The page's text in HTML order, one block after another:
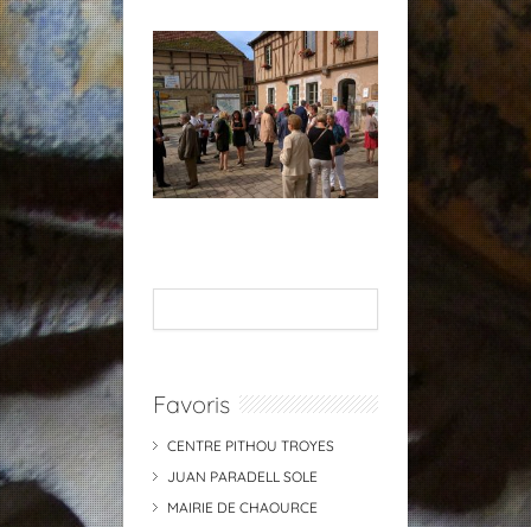
Favoris
CENTRE PITHOU TROYES
JUAN PARADELL SOLE
MAIRIE DE CHAOURCE